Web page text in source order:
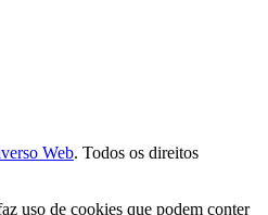
Web. Todos os direitos
uso de cookies que podem conter